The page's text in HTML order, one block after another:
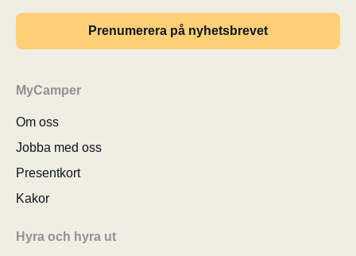
Prenumerera på nyhetsbrevet
MyCamper
Om oss
Jobba med oss
Presentkort
Kakor
Hyra och hyra ut